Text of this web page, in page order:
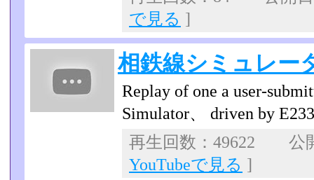
で見る ]
相鉄線シミュレー
Replay of one a user-
Simulator、 driven by
再生回数：49622 公
YouTubeで見る ]